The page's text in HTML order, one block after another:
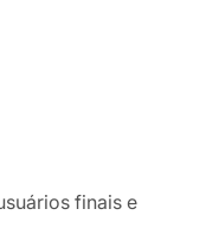
finais e